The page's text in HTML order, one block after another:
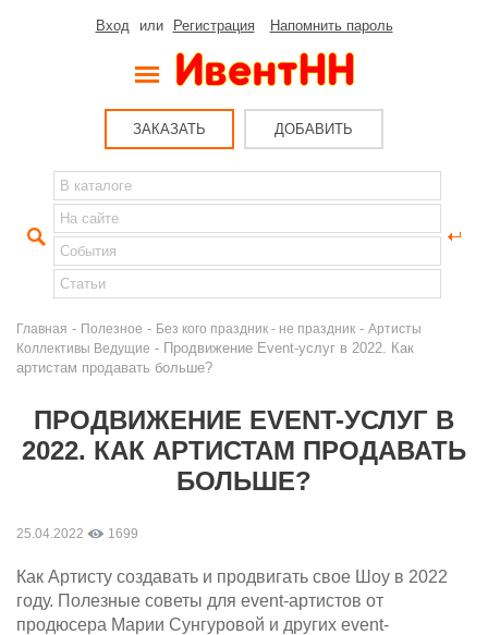
Вход или Регистрация Напомнить пароль
ЗАКАЗАТЬ ДОБАВИТЬ
Главная - Полезное - Без кого праздник - не праздник - Артисты
Коллективы Ведущие - Продвижение Event-услуг в 2022. Как
артистам продавать больше?
ПРОДВИЖЕНИЕ EVENT-УСЛУГ В
2022. КАК АРТИСТАМ ПРОДАВАТЬ
БОЛЬШЕ?
25.04.2022 1699
Как Артисту создавать и продвигать свое Шоу в 2022
году. Полезные советы для event-артистов от
продюсера Марии Сунгуровой и других event-